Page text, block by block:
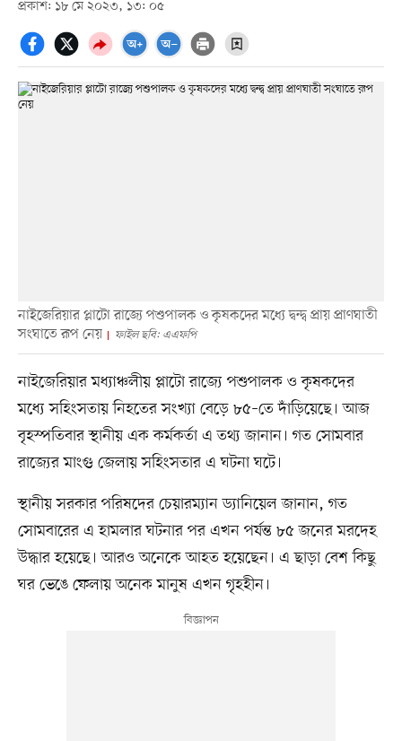
প্রকাশ: ১৮ মে ২০২৩, ১৩: ০৫
নাইজেরিয়ার প্লাটো রাজ্যে পশুপালক ও কৃষকদের মধ্যে দ্বন্দ্ব প্রায় প্রাণঘাতী
সংঘাতে রূপ নেয়
ফাইল ছবি: এএফপি
নাইজেরিয়ার মধ্যাঞ্চলীয় প্লাটো রাজ্যে পশুপালক ও কৃষকদের
মধ্যে সহিংসতায় নিহতের সংখ্যা বেড়ে ৮৫–তে দাঁড়িয়েছে। আজ
বৃহস্পতিবার স্থানীয় এক কর্মকর্তা এ তথ্য জানান। গত সোমবার
রাজ্যের মাংগু জেলায় সহিংসতার এ ঘটনা ঘটে।
স্থানীয় সরকার পরিষদের চেয়ারম্যান ড্যানিয়েল জানান, গত
সোমবারের এ হামলার ঘটনার পর এখন পর্যন্ত ৮৫ জনের মরদেহ
উদ্ধার হয়েছে। আরও অনেকে আহত হয়েছেন। এ ছাড়া বেশ কিছু
ঘর ভেঙে ফেলায় অনেক মানুষ এখন গৃহহীন।